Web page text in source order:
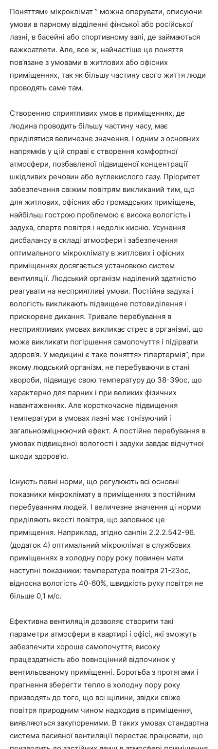
Поняттям» мікроклімат ” можна оперувати, описуючи
умови в парному відділенні фінської або російської
лазні, в басейні або спортивному залі, де займаються
важкоатлети. Але, все ж, найчастіше це поняття
пов’язане з умовами в житлових або офісних
приміщеннях, так як більшу частину свого життя люди
проводять саме там.
Створенню сприятливих умов в приміщеннях, де
людина проводить більшу частину часу, має
приділятися величезне значення. І одним з основних
напрямків у цій справі є створення комфортної
атмосфери, позбавленої підвищеної концентрації
шкідливих речовин або вуглекислого газу. Пріоритет
забезпечення свіжим повітрям викликаний тим, що
для житлових, офісних або громадських приміщень,
найбільш гострою проблемою є висока вологість і
задуха, сперте повітря і недолік кисню. Усунення
дисбалансу в складі атмосфери і забезпечення
оптимального мікроклімату в житлових і офісних
приміщеннях досягається установкою систем
вентиляції. Людський організм наділений здатністю
реагувати на несприятливі умови. Постійна задуха і
вологість викликають підвищене потовиділення і
прискорене дихання. Тривале перебування в
несприятливих умовах викликає стрес в організмі, що
може викликати погіршення самопочуття і підірвати
здоров’я. У медицині є таке поняття» гіпертермія”, при
якому людський організм, не перебуваючи в стані
хвороби, підвищує свою температуру до 38-39ос, що
характерно для парних і при великих фізичних
навантаженнях. Але короткочасне підвищення
температури в умовах лазні має тонізуючий і
загальнозміцнюючий ефект. А постійне перебування в
умовах підвищеної вологості і задухи завдає відчутної
шкоди здоров’ю.
Існують певні норми, що регулюють всі основні
показники мікроклімату в приміщеннях з постійним
перебуванням людей. І величезне значення ці норми
приділяють якості повітря, що заповнює це
приміщення. Наприклад, згідно санпін 2.2.2.542-96.
(додаток 4) оптимальний мікроклімат в службових
приміщеннях в холодну пору року повинен мати
наступні показники: температура повітря 21-23ос,
відносна вологість 40-60%, швидкість руху повітря не
більше 0,1 м/с.
Ефективна вентиляція дозволяє створити такі
параметри атмосфери в квартирі і офісі, які зможуть
забезпечити хороше самопочуття, високу
працездатність або повноцінний відпочинок у
вентильованому приміщенні. Боротьба з протягами і
прагнення зберегти тепло в холодну пору року
призводять до того, що всі щілини, звідки свіже
повітря природним чином надходив в приміщення,
виявляються закупореними. В таких умовах стандартна
система пасивної вентиляції перестає працювати, що